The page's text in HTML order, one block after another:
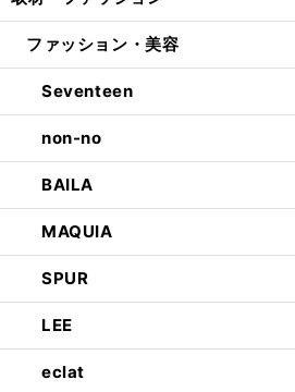
ファッション・美容
Seventeen
non-no
BAILA
MAQUIA
SPUR
LEE
eclat